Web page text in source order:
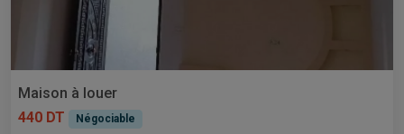
Maison à louer
440 DT
Négociable